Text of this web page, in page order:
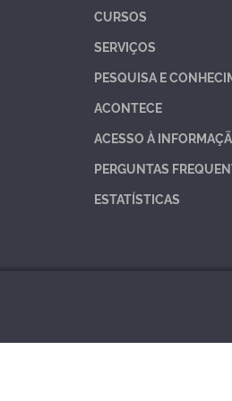
CURSOS
SERVIÇOS
PESQUISA E
ACONTECE
ACESSO À
PERGUNTAS
ESTATÍSTICAS